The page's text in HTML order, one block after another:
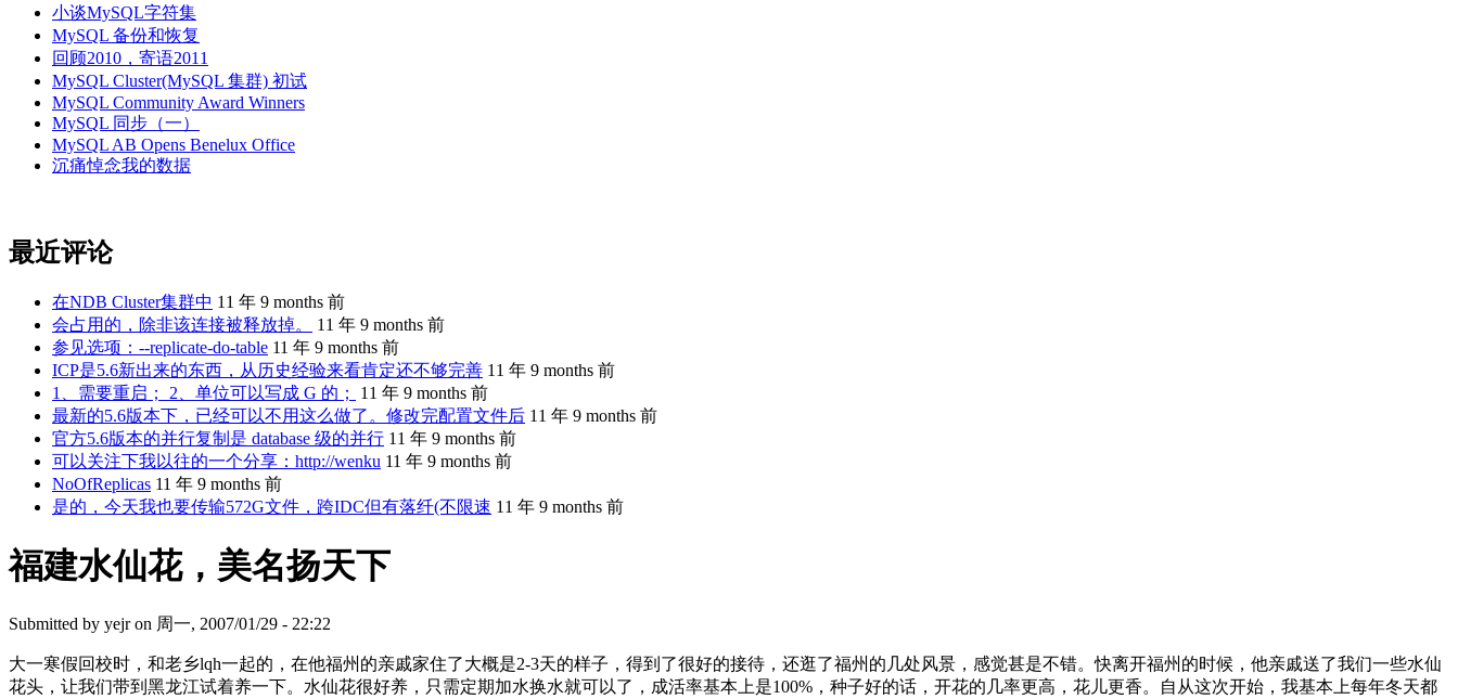
小谈MySQL字符集
MySQL 备份和恢复
回顾2010，寄语2011
MySQL Cluster(MySQL 集群) 初试
MySQL Community Award Winners
MySQL 同步（一）
MySQL AB Opens Benelux Office
沉痛悼念我的数据
最近评论
在NDB Cluster集群中 11 年 9 months 前
会占用的，除非该连接被释放掉。
11 年 9 months 前
参见选项：--replicate-do-table 11 年 9 months 前
ICP是5.6新出来的东西，从历史经验来看肯定还不够完善 11 年 9 months 前
1、需要重启； 2、单位可以写成 G 的；
11 年 9 months 前
最新的5.6版本下，已经可以不用这么做了。修改完配置文件后 11 年 9 months 前
官方5.6版本的并行复制是 database 级的并行 11 年 9 months 前
可以关注下我以往的一个分享：http://wenku 11 年 9 months 前
NoOfReplicas 11 年 9 months 前
是的，今天我也要传输572G文件，跨IDC但有落纤(不限速 11 年 9 months 前
福建水仙花，美名扬天下
Submitted by yejron 周一, 2007/01/29 - 22:22
大一寒假回校时，和老乡lqh一起的，在他福州的亲戚家住了大概是2-3天的样子，得到了很好的接待，还逛了福州的几处风景，感觉甚是不错。快离开福州的时候，他亲戚送了我们一些水仙
花头，让我们带到黑龙江试着养一下。水仙花很好养，只需定期加水换水就可以了，成活率基本上是100%，种子好的话，开花的几率更高，花儿更香。自从这次开始，我基本上每年冬天都